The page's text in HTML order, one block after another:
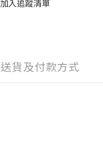
加入追蹤清單
送貨及付款方式